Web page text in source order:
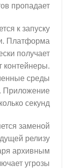
пропадает.
к запуску
Платформа
получает
контейнеры.
среды
Приложение
секунд.
заменой
релизу
архивным
угрозы